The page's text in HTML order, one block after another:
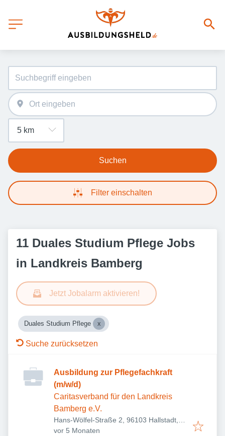
Suchen
Filter einschalten
11 Duales Studium Pflege Jobs
in Landkreis Bamberg
Jetzt Jobalarm aktivieren!
Duales Studium Pflege
Suche zurücksetzen
Ausbildung zur Pflegefachkraft
(m/w/d)
Caritasverband für den Landkreis
Bamberg e.V.
Hans-Wölfel-Straße 2, 96103 Hallstadt,
Deutschland
Veröffentlicht:
vor 5 Monaten